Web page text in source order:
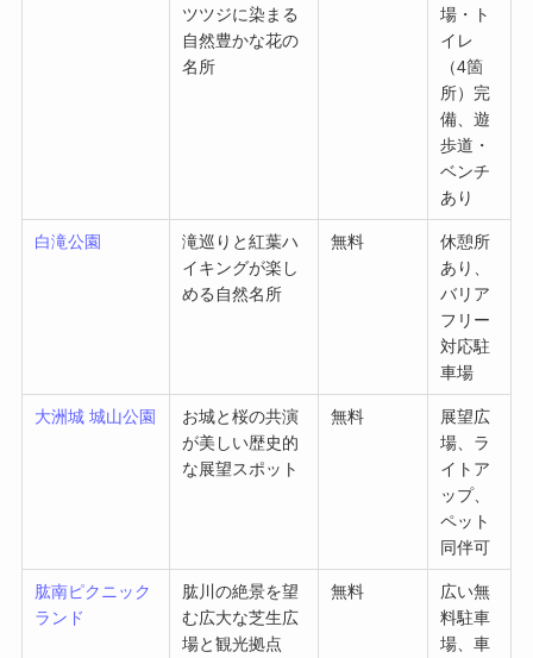
ツツジに染まる
自然豊かな花の
名所
場・ト
イレ
（4箇
所）完
備、遊
歩道・
ベンチ
あり
白滝公園
滝巡りと紅葉ハ
イキングが楽し
める自然名所
無料
休憩所
あり、
バリア
フリー
対応駐
車場
大洲城 城山公園
お城と桜の共演
が美しい歴史的
な展望スポット
無料
展望広
場、ラ
イトア
ップ、
ペット
同伴可
肱南ピクニック
ランド
肱川の絶景を望
む広大な芝生広
場と観光拠点
無料
広い無
料駐車
場、車